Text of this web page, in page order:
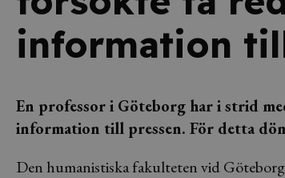
information
En professor i Göteborg har i strid
information till pressen. För detta
Den humanistiska fakulteten vid